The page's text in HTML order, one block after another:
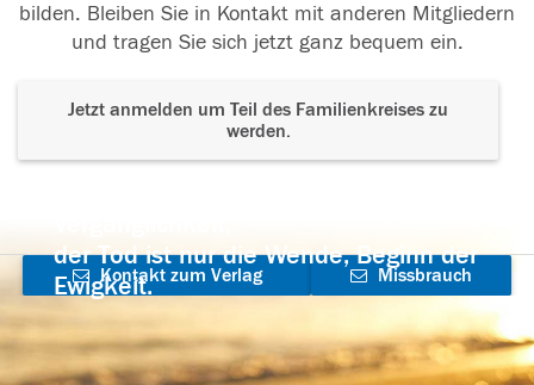
bilden. Bleiben Sie in Kontakt mit anderen Mitgliedern
und tragen Sie sich jetzt ganz bequem ein.
Jetzt anmelden um Teil des Familienkreises zu
werden.
der Tod ist nur die Wende, Beginn der
Ewigkeit.
Kontakt zum Verlag
aufnehmen
Missbrauch